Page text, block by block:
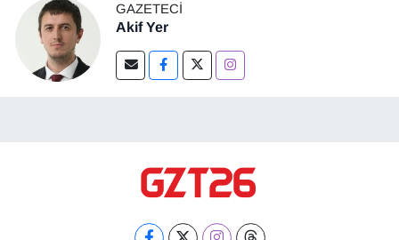
GAZETECI
Akif Yer